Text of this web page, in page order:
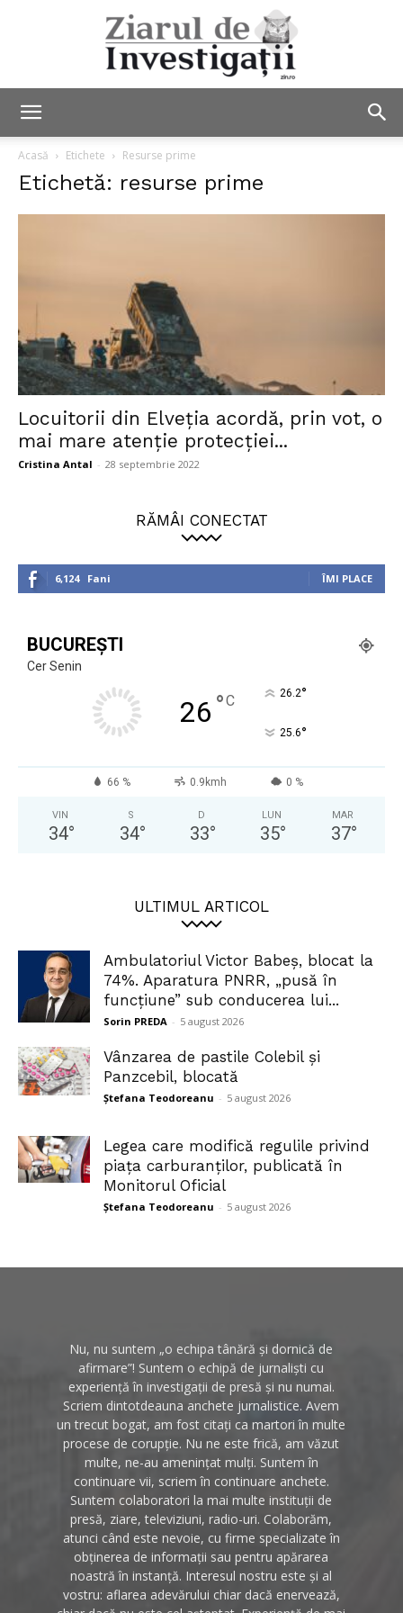
Acasă Etichete Resurse prime
Etichetă: resurse prime
Locuitorii din Elveția acordă, prin vot, o
mai mare atenție protecției...
Cristina Antal - 28 septembrie 2022
RĂMÂI CONECTAT
6,124 Fani ÎMI PLACE
BUCUREȘTI
Cer Senin
26 °C 26.2°
25.6°
66 % 0.9kmh 0 %
VIN
34°
S
34°
D
33°
LUN
35°
MAR
37°
ULTIMUL ARTICOL
Ambulatoriul Victor Babeș, blocat la
74%. Aparatura PNRR, „pusă în
funcțiune” sub conducerea lui...
Sorin PREDA - 5 august 2026
Vânzarea de pastile Colebil și
Panzcebil, blocată
Ștefana Teodoreanu - 5 august 2026
Legea care modifică regulile privind
piața carburanților, publicată în
Monitorul Oficial
Ștefana Teodoreanu - 5 august 2026
Nu, nu suntem „o echipa tânără și dornică de
afirmare”! Suntem o echipă de jurnaliști cu
experiență în investigații de presă și nu numai.
Scriem dintotdeauna anchete jurnalistice. Avem
un trecut bogat, am fost citați ca martori în multe
procese de corupție. Nu ne este frică, am văzut
multe, ne-au amenințat mulți. Suntem în
continuare vii, scriem în continuare anchete.
Suntem colaboratori la mai multe instituții de
presă, ziare, televiziuni, radio-uri. Colaborăm,
atunci când este nevoie, cu firme specializate în
obținerea de informații sau pentru apărarea
noastră în instanță. Interesul nostru este și al
vostru: aflarea adevărului chiar dacă enervează,